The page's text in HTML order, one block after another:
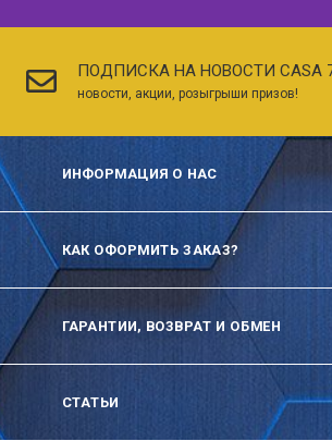
ПОДПИСКА НА НОВОСТИ CASA
новости, акции, розыгрыши призов!
ИНФОРМАЦИЯ О НАС
КАК ОФОРМИТЬ ЗАКАЗ?
ГАРАНТИИ, ВОЗВРАТ И ОБМЕН
СТАТЬИ